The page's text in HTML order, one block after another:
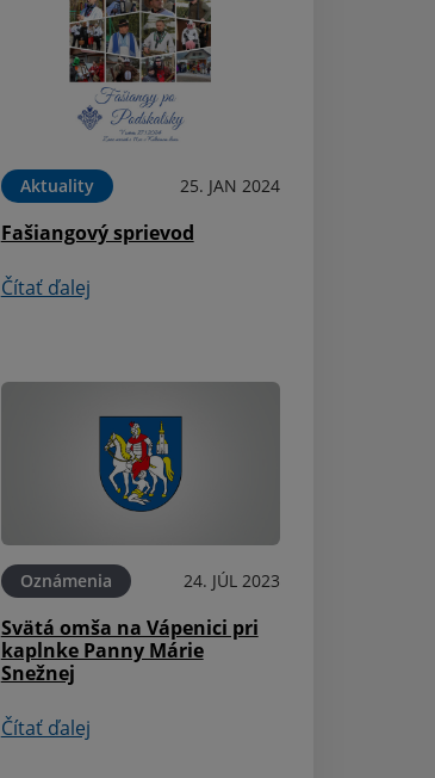
Aktuality 25. JAN 2024
Fašiangový sprievod
Čítať ďalej
Oznámenia 24. JÚL 2023
Svätá omša na Vápenici pri
kaplnke Panny Márie
Snežnej
Čítať ďalej